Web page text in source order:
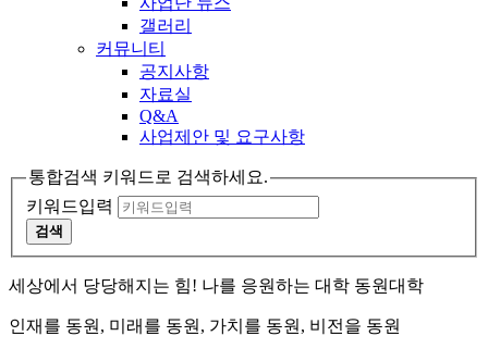
갤러리
커뮤니티
공지사항
자료실
Q&A
사업제안 및 요구사항
통합검색 키워드로 검색하세요.
키워드입력
검색
세상에서 당당해지는 힘! 나를 응원하는 대학 동원대학
인재를 동원, 미래를 동원, 가치를 동원, 비전을 동원